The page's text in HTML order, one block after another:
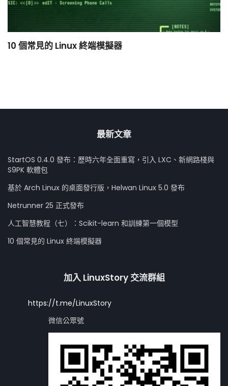
10 個常見的 Linux 終端模擬器
最新文章
StartOS 0.4.0 發布：歷時六年全面重寫，引入 LXC、新網路棧與
S9PK 軟體包
基於 Arch Linux 的桌面發行版，Helwan Linux 5.0 發布
Netrunner 25 正式發布
人工智慧教程（七）：Scikit-learn 和訓練第一個模型
10 個常見的 Linux 終端模擬器
加入 LinuxStory 交流群組
https://t.me/LinuxStory
微信公眾號